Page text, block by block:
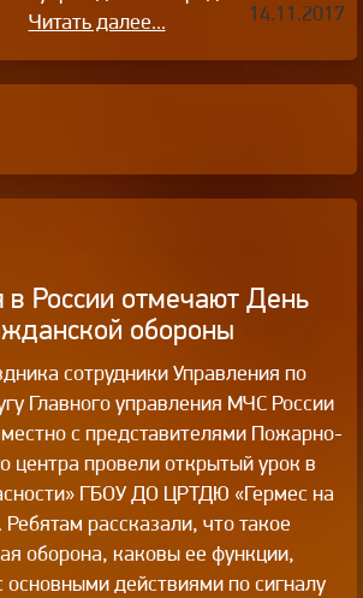
Читать далее...
14.11.2017
в России отмечают День
обороны
сотрудники Управления по
Главного управления МЧС России
с представителями Пожарно-
центра провели открытый урок в
ГБОУ ДО ЦРТДЮ «Гермес на
Ребятам рассказали, что такое
оборона, каковы ее функции,
основными действиями по сигналу